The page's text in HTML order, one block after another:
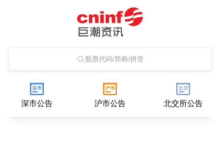
股票代码/简称/拼音
深市公告 沪市公告 北交所公告